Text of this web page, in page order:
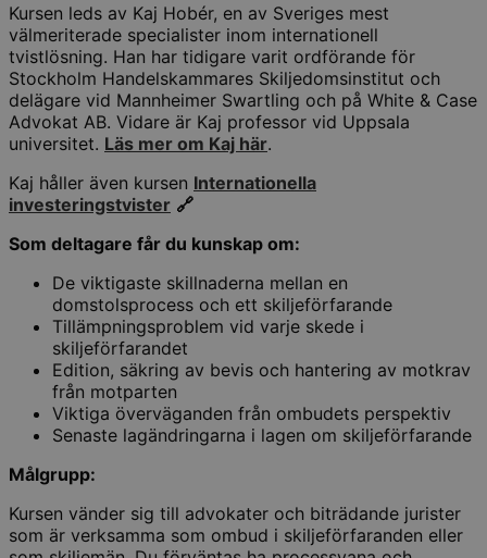
Kursen leds av Kaj Hobér, en av Sveriges mest
välmeriterade specialister inom internationell
tvistlösning. Han har tidigare varit ordförande för
Stockholm Handelskammares Skiljedomsinstitut och
delägare vid Mannheimer Swartling och på White & Case
Advokat AB. Vidare är Kaj professor vid Uppsala
universitet. Läs mer om Kaj här.
Kaj håller även kursen Internationella
investeringstvister 🔗
Som deltagare får du kunskap om:
De viktigaste skillnaderna mellan en
domstolsprocess och ett skiljeförfarande
Tillämpningsproblem vid varje skede i
skiljeförfarandet
Edition, säkring av bevis och hantering av motkrav
från motparten
Viktiga överväganden från ombudets perspektiv
Senaste lagändringarna i lagen om skiljeförfarande
Målgrupp:
Kursen vänder sig till advokater och biträdande jurister
som är verksamma som ombud i skiljeförfaranden eller